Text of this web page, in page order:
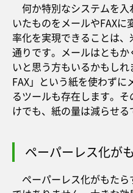
何か特別なシステムを入
いたものをメールやFAX
率化を実現できることは
通りです。メールはとも
いと思う方もいるかもし
FAX」という紙を使わずに
るツールも存在します。
けでも、紙の量は減らせる
ペーパーレス化が
ペーパーレス化がもたら